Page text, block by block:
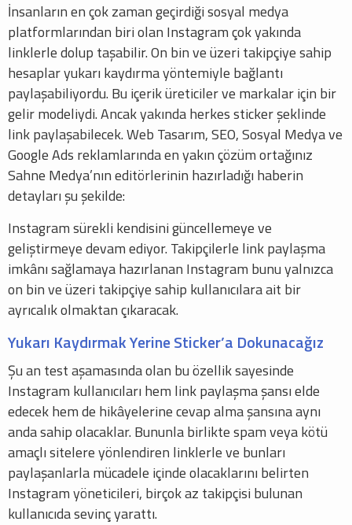
İnsanların en çok zaman geçirdiği sosyal medya
platformlarından biri olan Instagram çok yakında
linklerle dolup taşabilir. On bin ve üzeri takipçiye sahip
hesaplar yukarı kaydırma yöntemiyle bağlantı
paylaşabiliyordu. Bu içerik üreticiler ve markalar için bir
gelir modeliydi. Ancak yakında herkes sticker şeklinde
link paylaşabilecek. Web Tasarım, SEO, Sosyal Medya ve
Google Ads reklamlarında en yakın çözüm ortağınız
Sahne Medya’nın editörlerinin hazırladığı haberin
detayları şu şekilde:
Instagram sürekli kendisini güncellemeye ve
geliştirmeye devam ediyor. Takipçilerle link paylaşma
imkânı sağlamaya hazırlanan Instagram bunu yalnızca
on bin ve üzeri takipçiye sahip kullanıcılara ait bir
ayrıcalık olmaktan çıkaracak.
Yukarı Kaydırmak Yerine Sticker’a Dokunacağız
Şu an test aşamasında olan bu özellik sayesinde
Instagram kullanıcıları hem link paylaşma şansı elde
edecek hem de hikâyelerine cevap alma şansına aynı
anda sahip olacaklar. Bununla birlikte spam veya kötü
amaçlı sitelere yönlendiren linklerle ve bunları
paylaşanlarla mücadele içinde olacaklarını belirten
Instagram yöneticileri, birçok az takipçisi bulunan
kullanıcıda sevinç yarattı.